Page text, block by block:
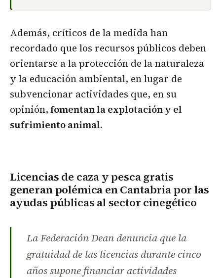
Además, críticos de la medida han
recordado que los recursos públicos deben
orientarse a la protección de la naturaleza
y la educación ambiental, en lugar de
subvencionar actividades que, en su
opinión,fomentan la explotación y el
sufrimiento animal.
Licencias de caza y pesca gratis
generan polémica en Cantabria por las
ayudas públicas al sector cinegético
La Federación Dean denuncia que la
gratuidad de las licencias durante cinco
años supone financiar actividades